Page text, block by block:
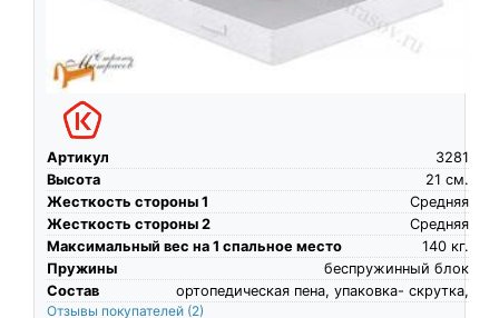
Артикул
3281
Высота
см.
21
Жесткость стороны 1
Средняя
Жесткость стороны 2
Средняя
Максимальный вес на 1 спальное место
кг.
140
Пружины
беспружинный блок
Состав
ортопедическая пена, упаковка- скрутка,
Отзывы покупателей (2)